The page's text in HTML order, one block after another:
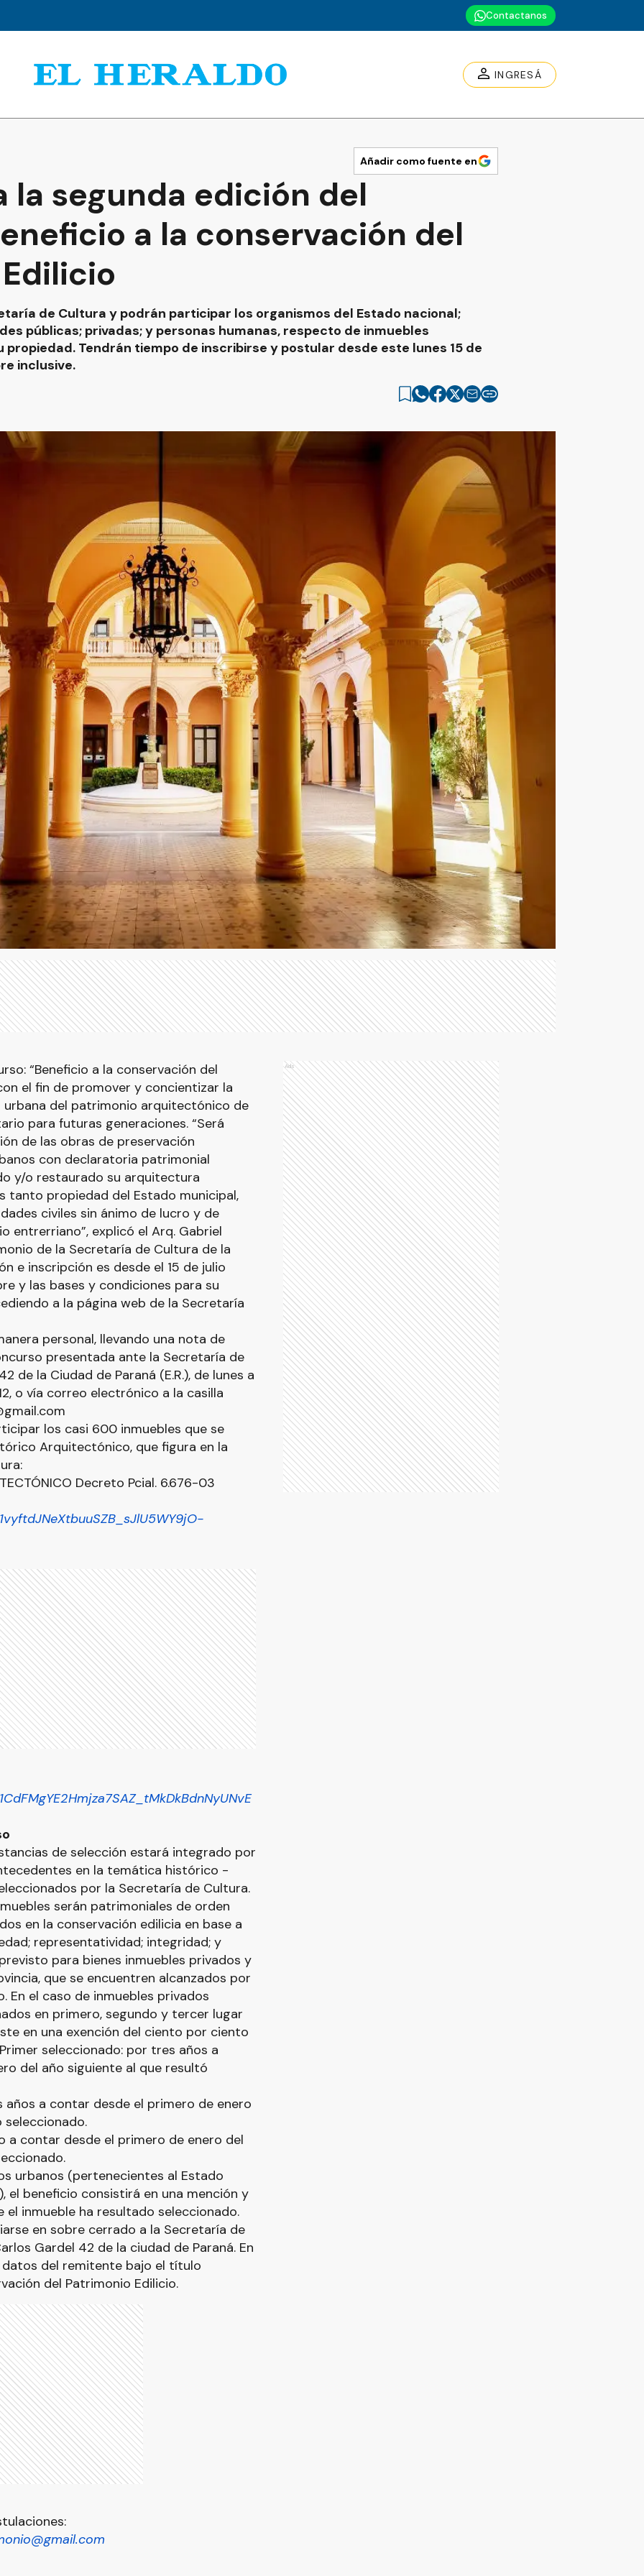
Contactanos
INGRESÁ
Añadir como fuente en
la segunda edición del
a la conservación del
de Cultura y podrán participar los organismos del Estado nacional;
públicas; privadas; y personas humanas, respecto de inmuebles
Tendrán tiempo de inscribirse y postular desde este lunes 15 de
inclusive.
“Beneficio a la conservación del
el fin de promover y concientizar la
del patrimonio arquitectónico de
para futuras generaciones. “Será
de las obras de preservación
con declaratoria patrimonial
y/o restaurado su arquitectura
tanto propiedad del Estado municipal,
civiles sin ánimo de lucro y de
explicó el Arq. Gabriel
de la Secretaría de Cultura de la
e inscripción es desde el 15 de julio
y las bases y condiciones para su
a la página web de la Secretaría
personal, llevando una nota de
presentada ante la Secretaría de
de la Ciudad de Paraná (E.R.), de lunes a
o vía correo electrónico a la casilla
los casi 600 inmuebles que se
Arquitectónico, que figura en la
Decreto Pcial. 6.676-03
de selección estará integrado por
en la temática histórico -
por la Secretaría de Cultura.
serán patrimoniales de orden
en la conservación edilicia en base a
representatividad; integridad; y
para bienes inmuebles privados y
que se encuentren alcanzados por
En el caso de inmuebles privados
en primero, segundo y tercer lugar
en una exención del ciento por ciento
seleccionado: por tres años a
del año siguiente al que resultó
a contar desde el primero de enero
a contar desde el primero de enero del
urbanos (pertenecientes al Estado
el beneficio consistirá en una mención y
inmueble ha resultado seleccionado.
en sobre cerrado a la Secretaría de
Gardel 42 de la ciudad de Paraná. En
del remitente bajo el título
del Patrimonio Edilicio.
Ads